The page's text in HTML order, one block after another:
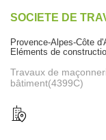
SOCIETE DE
Provence-Alpes-Côte
Eléments de
Travaux de
bâtiment(4399C)